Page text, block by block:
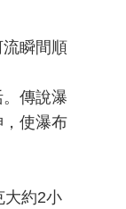
瞬間順
傳說瀑
使瀑布
大約2小